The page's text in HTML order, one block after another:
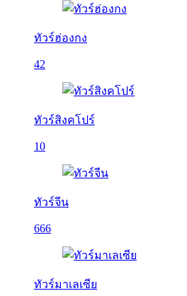
ทัวร์ฮ่องกง
42
ทัวร์สิงคโปร์
10
ทัวร์จีน
666
ทัวร์มาเลเซีย